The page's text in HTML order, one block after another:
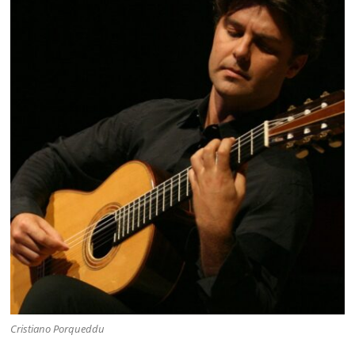
Cristiano Porqueddu